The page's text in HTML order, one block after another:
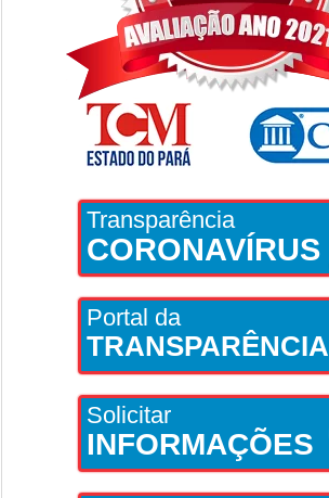
Transparência
CORONAVÍRUS
Portal da
TRANSPARÊNCIA
Solicitar
INFORMAÇÕES